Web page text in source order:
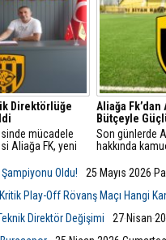
Direktörlüğe
mücadele
Aliağa FK, yeni
için Namet
vardı.
Aliağa
Bütçeyle
Son günlerde
hakkında
açıklama geldi.
Şampiyonu Oldu!
25 Mayıs 2026
Kritik Play-Off Rövanş Maçı Hangi
Direktör Değişimi
27 Nisan